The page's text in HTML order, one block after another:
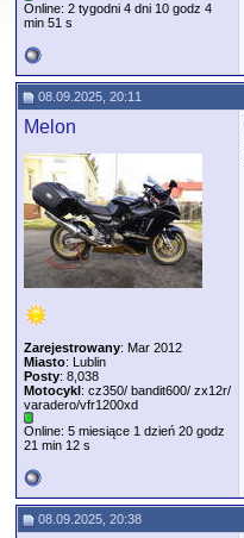
Online: 2 tygodni 4 dni 10 godz 4
min 51 s
08.09.2025, 20:11
Melon
Zarejestrowany: Mar 2012
Miasto: Lublin
Posty: 8,038
Motocykl: cz350/ bandit600/ zx12r/
varadero/vfr1200xd
Online: 5 miesiące 1 dzień 20 godz
21 min 12 s
08.09.2025, 20:38